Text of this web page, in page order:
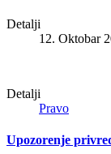
Detalji
12. Oktobar
Detalji
Pravo
Upozorenje